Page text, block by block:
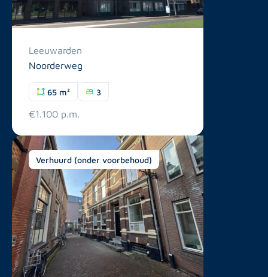
Leeuwarden
Noorderweg
65 m² 3
€1.100 p.m.
Verhuurd (onder voorbehoud)